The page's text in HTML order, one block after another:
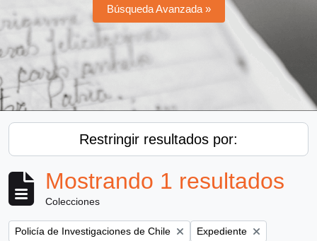
Búsqueda Avanzada »
Restringir resultados por:
Mostrando 1 resultados
Colecciones
Remove filter:
Policía de Investigaciones de Chile Remove filter:
Expediente